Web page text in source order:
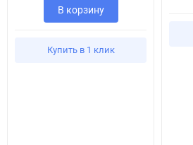
В корзину
Купить в 1 клик